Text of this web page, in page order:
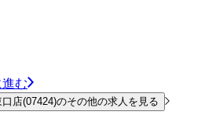
む
店(07424)のその他の求人を見る